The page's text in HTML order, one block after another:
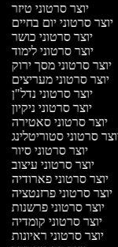
יוצר סרטוני טיזר
יוצר סרטוני יום בחיים
יוצר סרטוני כושר
יוצר סרטוני לימוד
יוצר סרטוני מסך ירוק
יוצר סרטוני מעריצים
יוצר סרטוני נדל"ן
יוצר סרטוני ניקיון
יוצר סרטוני סאטירה
יוצר סרטוני סטוריטלינג
יוצר סרטוני סיור
יוצר סרטוני עיצוב
יוצר סרטוני פארודיה
יוצר סרטוני פרזנטציה
יוצר סרטוני פרשנות
יוצר סרטוני קומדיה
יוצר סרטוני ראיונות